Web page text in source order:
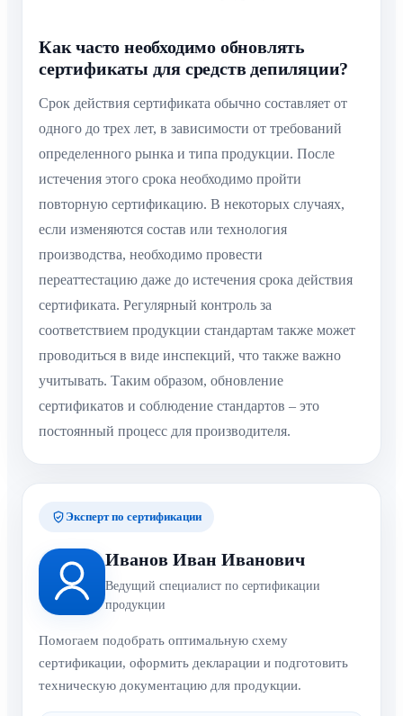
Как часто необходимо обновлять
сертификаты для средств депиляции?
Срок действия сертификата обычно составляет от
одного до трех лет, в зависимости от требований
определенного рынка и типа продукции. После
истечения этого срока необходимо пройти
повторную сертификацию. В некоторых случаях,
если изменяются состав или технология
производства, необходимо провести
переаттестацию даже до истечения срока действия
сертификата. Регулярный контроль за
соответствием продукции стандартам также может
проводиться в виде инспекций, что также важно
учитывать. Таким образом, обновление
сертификатов и соблюдение стандартов – это
постоянный процесс для производителя.
Эксперт по сертификации
Иванов Иван Иванович
Ведущий специалист по сертификации
продукции
Помогаем подобрать оптимальную схему
сертификации, оформить декларации и подготовить
техническую документацию для продукции.